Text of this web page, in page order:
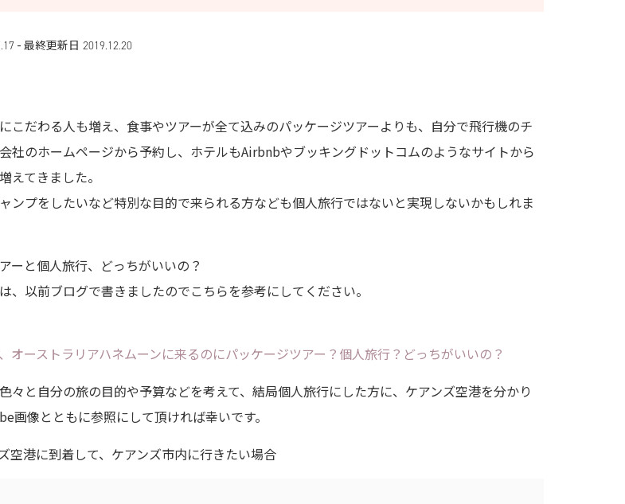
- 最終更新日 2019.12.20
こだわる人も増え、食事やツアーが全て込みのパッケージツアーよりも、自分で飛行機のチ
社のホームページから予約し、ホテルもAirbnbやブッキングドットコムのようなサイトから
えてきました。
ンプをしたいなど特別な目的で来られる方なども個人旅行ではないと実現しないかもしれま
ーと個人旅行、どっちがいいの？
、以前ブログで書きましたのでこちらを参考にしてください。
オーストラリアハネムーンに来るのにパッケージツアー？個人旅行？どっちがいいの？
々と自分の旅の目的や予算などを考えて、結局個人旅行にした方に、ケアンズ空港を分かり
画像とともに参照にして頂ければ幸いです。
空港に到着して、ケアンズ市内に行きたい場合